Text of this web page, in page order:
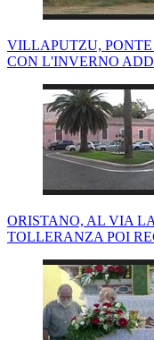
VILLAPUTZU,
CON L'INVERNO
ORISTANO, AL VIA
TOLLERANZA POI